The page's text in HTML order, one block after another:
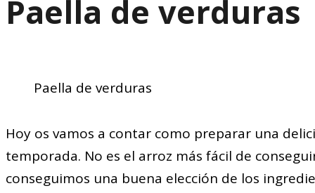
Paella de verduras
Paella de verduras
Hoy os vamos a contar como preparar una
temporada. No es el arroz más fácil de
conseguimos una buena elección de los